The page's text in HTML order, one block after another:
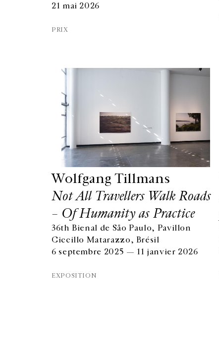
21 mai 2026
PRIX
Wolfgang Tillmans
Not All Travellers Walk Roads
– Of Humanity as Practice
36th Bienal de São Paulo, Pavillon
Ciccillo Matarazzo, Brésil
6 septembre 2025 — 11 janvier 2026
EXPOSITION
GALERIE CHANTAL CROUSEL
10 RUE CHARLOT, 75003 PARIS